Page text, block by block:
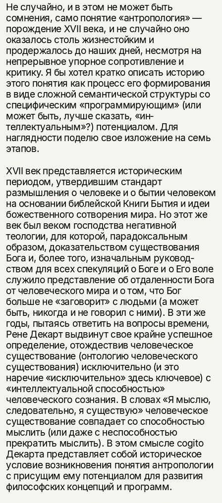
Не случайно, и в этом не может быть
сомнения, само понятие «антрополо­гия» —
порождение XVII века, и не случайно оно
оказалось столь жизнестой­ким и
продержалось до наших дней, несмотря на
непрерывное упорное со­противление и
критику. Я бы хотел кратко описать историю
этого понятия как процесс его формирования
в виде сложной семантической структуры со
специфическим «программирующим» (или
может быть, лучше сказать, «ин­
теллектуальным»?) потенциалом. Для
наглядности поделю свое изложение на семь
этапов.
XVII век представляется историческим
периодом, утвердившим стандарт
размышления о человеке и о бытии человеком
на основании библейской Книги Бытия и идеи
божественного сотворения мира. Но этот же
век был ве­ком господства негативной
теологии, для которой, парадоксальным
образом, доказательством существования
Бога и, более того, изначальным руковод­
ством для всех спекуляций о Боге и о Его воле
служило представление об от­даленности Бога
от человеческого мира и о том, что Бог
больше не «загово­рит» с людьми (а может
быть, никогда и не говорил с ними). В эти же
годы, пытаясь ответить на вопросы времени,
Рене Декарт выдвинут свое крайне ус­пешное
определение, отождествив человеческое
существование (онтологию человеческого
существования) исключительно (и это
наречие «исключи­тельно» здесь ключевое) с
«интеллектуальной способностью»
человеческого сознания. В словах «Я мыслю,
следовательно, я существую» человеческое
су­ществование совпадает со способностью
мыслить (или даже с неспособностью
прекратить мыслить). В этом смысле cogito
Декарта представляет собой исто­рическое
условие возникновения понятия антропологии
с присущим ему по­тенциалом для развития
философских концепций и программ.